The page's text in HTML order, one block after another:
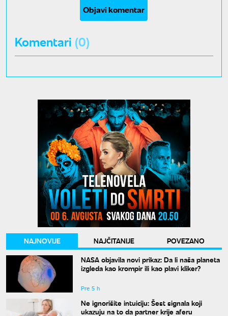
Objavi komentar
Komentari (0)
NAJNOVIJE NAJČITANIJE
POVEZANO
NASA objavila novi prikaz: Da li naša planeta
izgleda kao krompir ili kao plavi kliker?
Pre 5 h
Ne ignorišite intuiciju: Šest signala koji
ukazuju na to da partner krije aferu